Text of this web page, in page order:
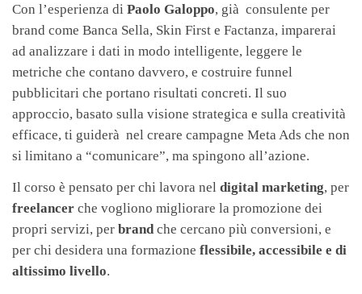
Con l’esperienza di Paolo Galoppo, già consulente per
brand come Banca Sella, Skin First e Factanza, imparerai
ad analizzare i dati in modo intelligente, leggere le
metriche che contano davvero, e costruire funnel
pubblicitari che portano risultati concreti. Il suo
approccio, basato sulla visione strategica e sulla creatività
efficace, ti guiderà nel creare campagne Meta Ads che non
si limitano a “comunicare”, ma spingono all’azione.
Il corso è pensato per chi lavora nel digital marketing, per
freelancer che vogliono migliorare la promozione dei
propri servizi, per brandche cercano più conversioni, e
per chi desidera una formazione flessibile, accessibile e di
altissimo livello.